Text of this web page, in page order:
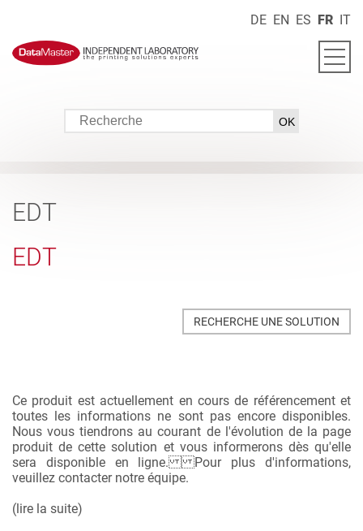
DE EN ES FR IT
EDT
EDT
RECHERCHE UNE SOLUTION
Ce produit est actuellement en cours de référencement et
toutes les informations ne sont pas encore disponibles.
Nous vous tiendrons au courant de l'évolution de la page
produit de cette solution et vous informerons dès qu'elle
sera disponible en ligne. Pour plus d'informations,
veuillez contacter notre équipe.
(lire la suite)